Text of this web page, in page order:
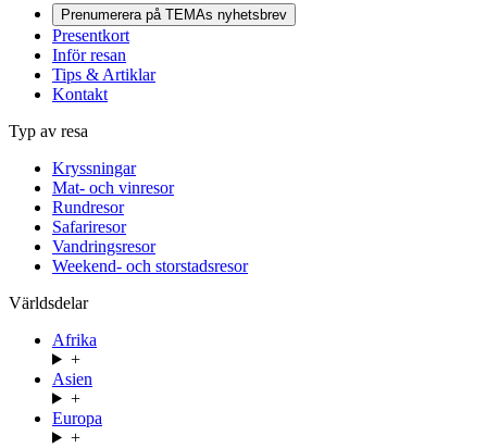
Prenumerera på TEMAs nyhetsbrev
Presentkort
Inför resan
Tips & Artiklar
Kontakt
Typ av resa
Kryssningar
Mat- och vinresor
Rundresor
Safariresor
Vandringsresor
Weekend- och storstadsresor
Världsdelar
Afrika
+
Asien
+
Europa
+